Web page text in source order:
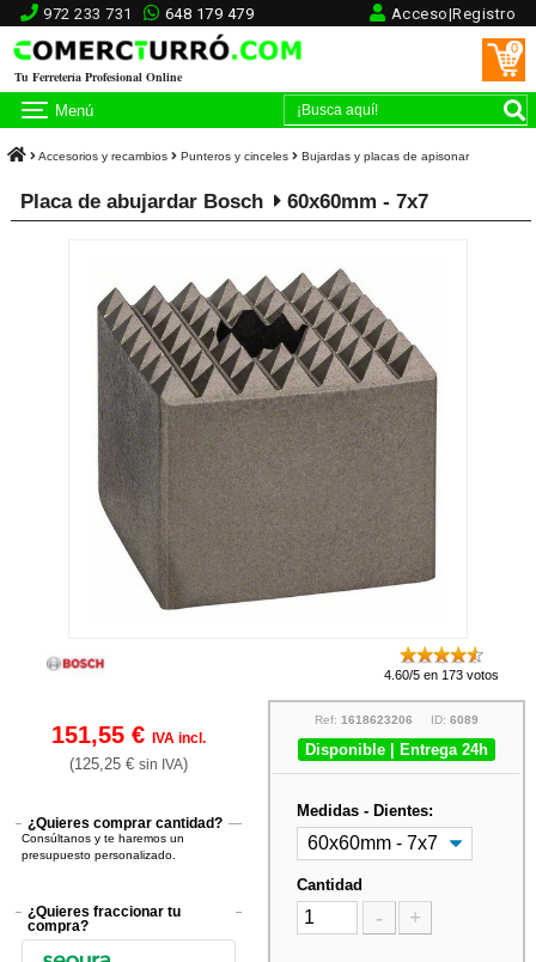
972 233 731 648 179 479 Acceso|Registro
Tu Ferretería Profesional Online
0
Menú
Accesorios y recambios Punteros y cinceles Bujardas y placas de apisonar
Placa de abujardar Bosch 60x60mm - 7x7
4.60/5 en 173 votos
151,55 €IVA incl.
(125,25 €sin IVA)
¿Quieres comprar cantidad?
Consúltanos y te haremos un
presupuesto personalizado.
¿Quieres fraccionar tu
compra?
Ref: 1618623206 ID: 6089
Disponible | Entrega 24h
Medidas - Dientes:
Cantidad
- +